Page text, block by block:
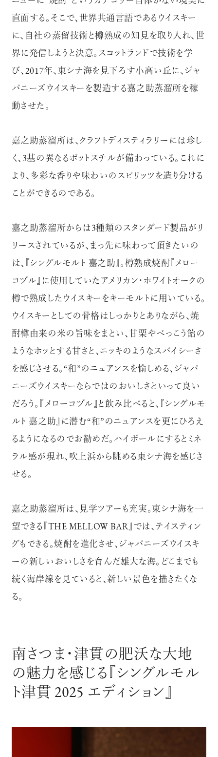
直面する。そこで、世界共通言語であるウイスキー
に、自社の蒸留技術と樽熟成の知見を取り入れ、世
界に発信しようと決意。スコットランドで技術を学
び、2017年、東シナ海を見下ろす小高い丘に、ジャ
パニーズウイスキーを製造する嘉之助蒸溜所を稼
動させた。
嘉之助蒸溜所は、クラフトディスティラリーには珍し
く、3基の異なるポットスチルが備わっている。これに
より、多彩な香りや味わいのスピリッツを造り分ける
ことができるのである。
嘉之助蒸溜所からは3種類のスタンダード製品がリ
リースされているが、まっ先に味わって頂きたいの
は、『シングルモルト 嘉之助』。樽熟成焼酎『メロー
コヅル』に使用していたアメリカン・ホワイトオークの
樽で熟成したウイスキーをキーモルトに用いている。
ウイスキーとしての骨格はしっかりとありながら、焼
酎樽由来の米の旨味をまとい、甘栗やべっこう飴の
ようなホッとする甘さと、ニッキのようなスパイシーさ
を感じさせる。“和”のニュアンスを愉しめる、ジャパ
ニーズウイスキーならではのおいしさといって良い
だろう。『メローコヅル』と飲み比べると、『シングルモ
ルト 嘉之助』に潜む“和”のニュアンスを更にひろえ
るようになるのでお勧めだ。ハイボールにするとミネ
ラル感が現れ、吹上浜から眺める東シナ海を感じさ
せる。
嘉之助蒸溜所は、見学ツアーも充実。東シナ海を一
望できる『THE MELLOW BAR』では、テイスティン
グもできる。焼酎を進化させ、ジャパニーズウイスキ
ーの新しいおいしさを育んだ雄大な海。どこまでも
続く海岸線を見ていると、新しい景色を描きたくな
る。
南さつま・津貫の肥沃な大地
の魅力を感じる『シングルモル
ト津貫 2025 エディション』